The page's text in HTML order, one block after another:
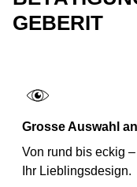
GEBERIT
Grosse Auswahl
Von rund bis eckig
Ihr Lieblingsdesign.